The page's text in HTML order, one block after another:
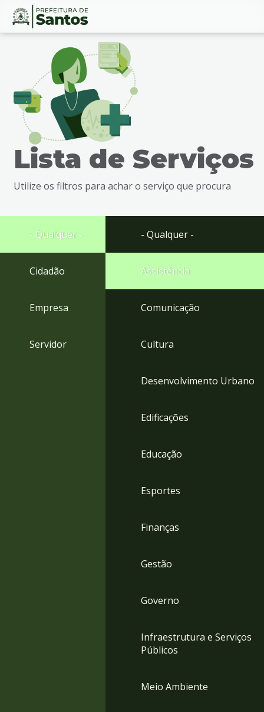
Ir
busca
Ir
rodapé
Conteúdo
Lista de Serviços
Utilize os filtros para achar o serviço que procura
- Qualquer -
Cidadão
Empresa
Servidor
- Qualquer -
Assistência
Comunicação
Cultura
Desenvolvimento Urbano
Edificações
Educação
Esportes
Finanças
Gestão
Governo
Infraestrutura e Serviços
Públicos
Meio Ambiente